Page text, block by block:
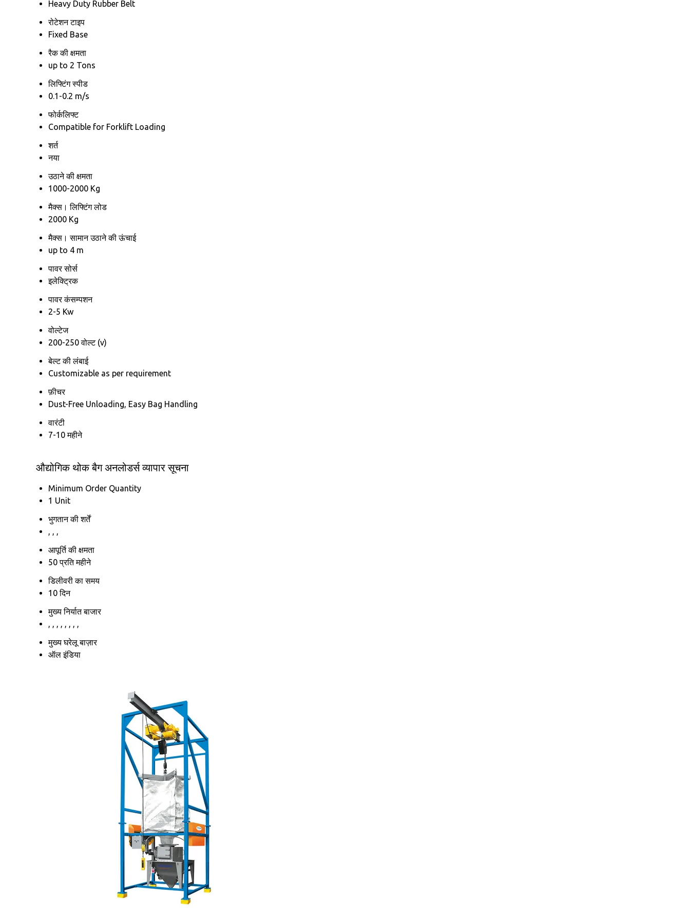
Heavy Duty Rubber Belt
रोटेशन टाइप
Fixed Base
रैक की क्षमता
up to 2 Tons
लिफ्टिंग स्पीड
0.1-0.2 m/s
फोर्कलिफ्ट
Compatible for Forklift Loading
शर्त
नया
उठाने की क्षमता
1000-2000 Kg
मैक्स। लिफ्टिंग लोड
2000 Kg
मैक्स। सामान उठाने की ऊंचाई
up to 4 m
पावर सोर्स
इलेक्ट्रिक
पावर कंसम्पशन
2-5 Kw
वोल्टेज
200-250 वोल्ट (v)
बेल्ट की लंबाई
Customizable as per requirement
फ़ीचर
Dust-Free Unloading, Easy Bag Handling
वारंटी
7-10 महीने
औद्योगिक थोक बैग अनलोडर्स व्यापार सूचना
Minimum Order Quantity
1 Unit
भुगतान की शर्तें
, , ,
आपूर्ति की क्षमता
50 प्रति महीने
डिलीवरी का समय
10 दिन
मुख्य निर्यात बाजार
, , , , , , , ,
मुख्य घरेलू बाज़ार
ऑल इंडिया